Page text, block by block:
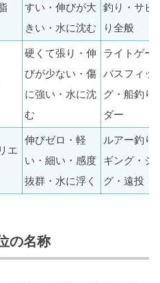
すい・伸びが大
きい・水に沈む
釣り・サビ
り全般
硬くて張り・伸
びが少ない・傷
に強い・水に沈
む
ライトゲー
バスフィッ
グ・船釣り
ダー
エ
伸びゼロ・軽
い・細い・感度
抜群・水に浮く
ルアー釣り
ギング・ジ
グ・遠投
の名称